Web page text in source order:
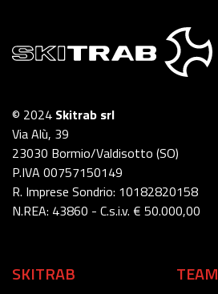
© 2024 Skitrab srl
Via Alù, 39
23030 Bormio/Valdisotto (SO)
P.IVA 00757150149
R. Imprese Sondrio: 10182820158
N.REA: 43860 - C.s.i.v. € 50.000,00
SKITRAB TEAM